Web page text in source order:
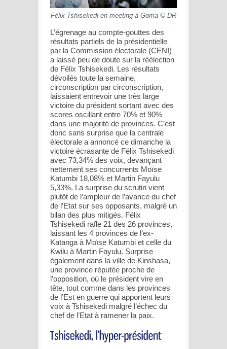
Félix Tshisekedi en meeting à Goma © DR
L’égrenage au compte-gouttes des
résultats partiels de la présidentielle
par la Commission électorale (CENI)
a laissé peu de doute sur la réélection
de Félix Tshisekedi. Les résultats
dévoilés toute la semaine,
circonscription par circonscription,
laissaient entrevoir une très large
victoire du président sortant avec des
scores oscillant entre 70% et 90%
dans une majorité de provinces. C’est
donc sans surprise que la centrale
électorale a annoncé ce dimanche la
victoire écrasante de Félix Tshisekedi
avec 73,34% des voix, devançant
nettement ses concurrents Moïse
Katumbi 18,08% et Martin Fayulu
5,33%. La surprise du scrutin vient
plutôt de l’ampleur de l’avance du chef
de l’Etat sur ses opposants, malgré un
bilan des plus mitigés. Félix
Tshisekedi rafle 21 des 26 provinces,
laissant les 4 provinces de l’ex-
Katanga à Moïse Katumbi et celle du
Kwilu à Martin Fayulu. Surprise
également dans la ville de Kinshasa,
une province réputée proche de
l’opposition, où le président vire en
tête, tout comme dans les provinces
de l’Est en guerre qui apportent leurs
voix à Tshisekedi malgré l’échec du
chef de l’Etat à ramener la paix.